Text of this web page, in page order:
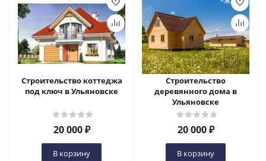
Строительство коттеджа
под ключ в Ульяновске
20 000₽
В корзину
Строительство
деревянного дома в
Ульяновске
20 000₽
В корзину